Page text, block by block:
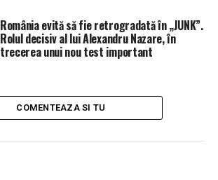
România evită să fie retrogradată în „JUNK”.
Rolul decisiv al lui Alexandru Nazare, în
trecerea unui nou test important
COMENTEAZA SI TU